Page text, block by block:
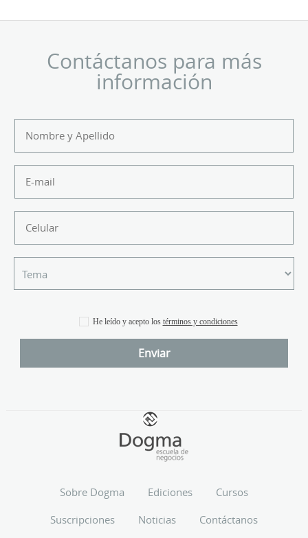
Contáctanos para más
información
He leído y acepto los términos y condiciones
Sobre Dogma Ediciones
Cursos
Suscripciones
Noticias Contáctanos